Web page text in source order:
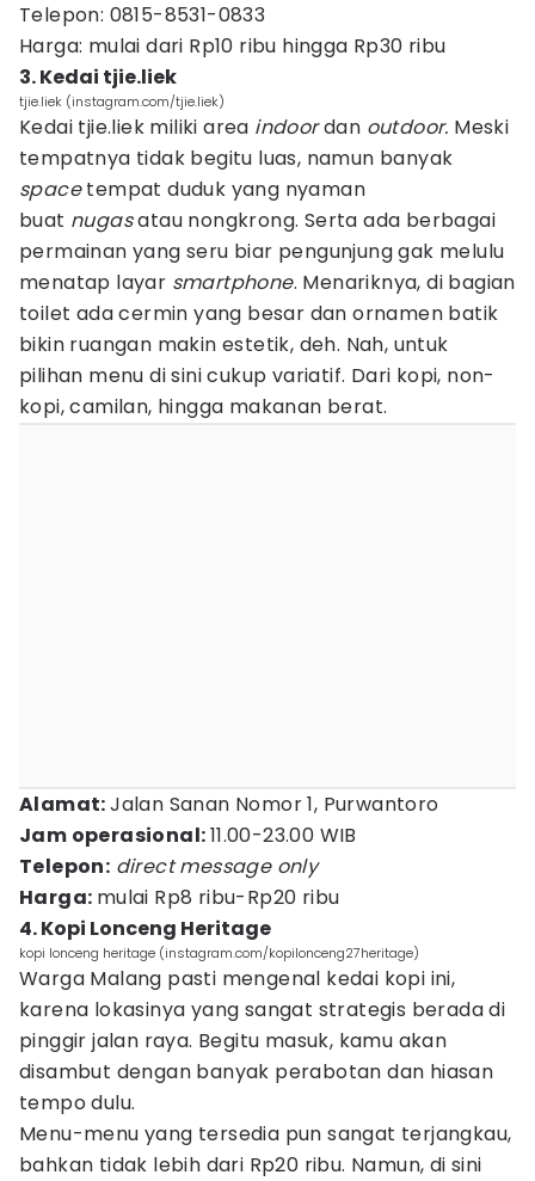
Telepon: 0815-8531-0833
Harga: mulai dari Rp10 ribu hingga Rp30 ribu
3. Kedai tjie.liek
tjie.liek (instagram.com/tjie.liek)
Kedai tjie.liek miliki area indoordan outdoor. Meski
tempatnya tidak begitu luas, namun banyak
spacetempat duduk yang nyaman
buat nugasatau nongkrong. Serta ada berbagai
permainan yang seru biar pengunjung gak melulu
menatap layar smartphone. Menariknya, di bagian
toilet ada cermin yang besar dan ornamen batik
bikin ruangan makin estetik, deh. Nah, untuk
pilihan menu di sini cukup variatif. Dari kopi, non-
kopi, camilan, hingga makanan berat.
Alamat:Jalan Sanan Nomor 1, Purwantoro
Jam operasional:11.00-23.00 WIB
Telepon: direct message only
Harga: mulai Rp8 ribu-Rp20 ribu
4. Kopi Lonceng Heritage
kopi lonceng heritage (instagram.com/kopilonceng27heritage)
Warga Malang pasti mengenal kedai kopi ini,
karena lokasinya yang sangat strategis berada di
pinggir jalan raya. Begitu masuk, kamu akan
disambut dengan banyak perabotan dan hiasan
tempo dulu.
Menu-menu yang tersedia pun sangat terjangkau,
bahkan tidak lebih dari Rp20 ribu. Namun, di sini